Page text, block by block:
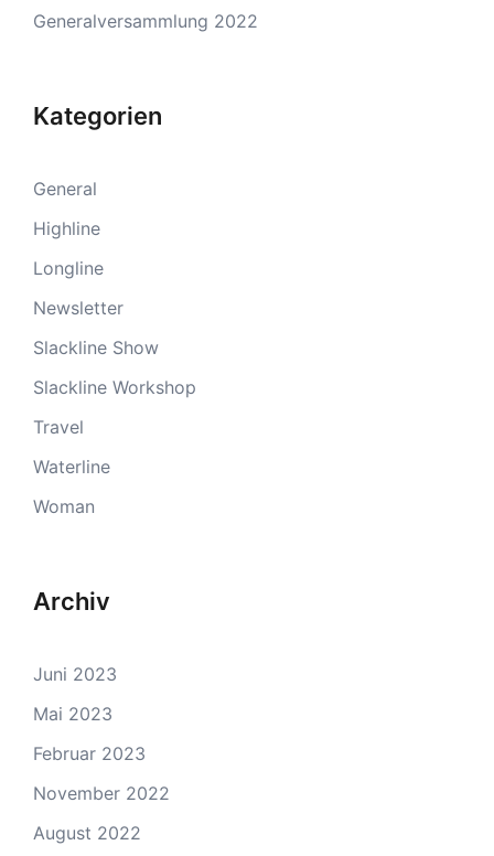
Generalversammlung 2022
Kategorien
General
Highline
Longline
Newsletter
Slackline Show
Slackline Workshop
Travel
Waterline
Woman
Archiv
Juni 2023
Mai 2023
Februar 2023
November 2022
August 2022